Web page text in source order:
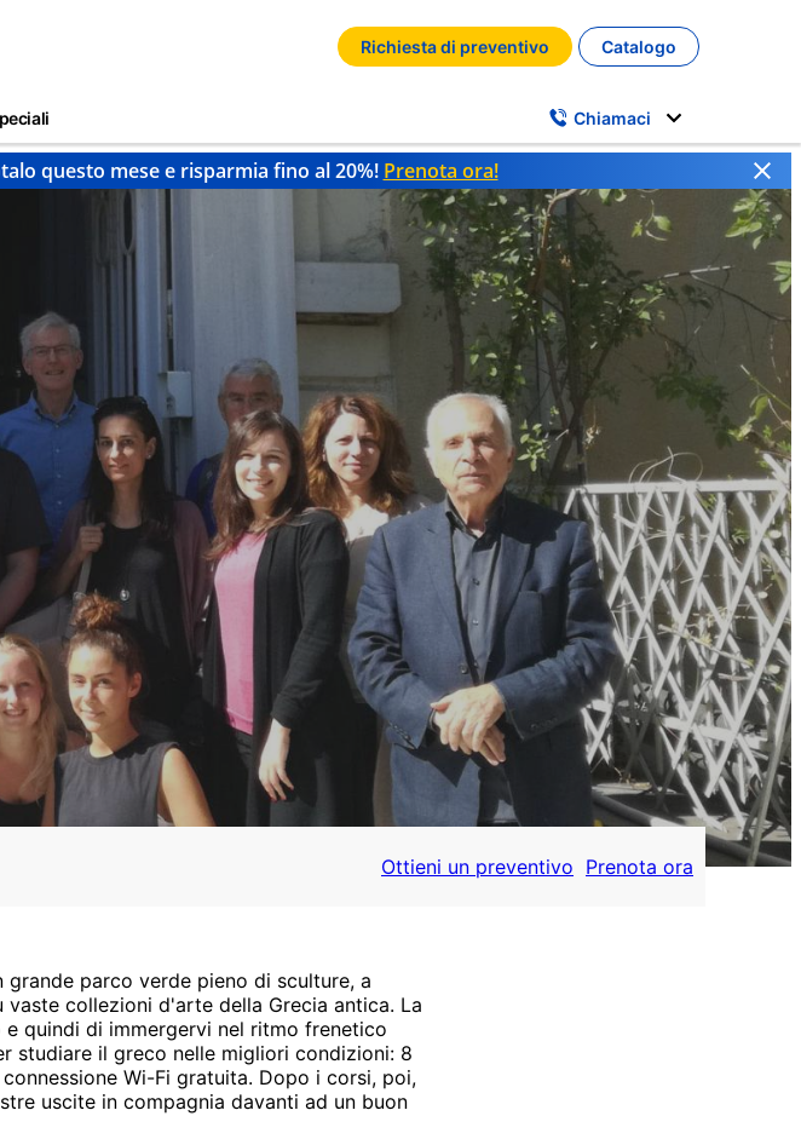
Richiesta di preventivo Catalogo
Chiamaci
questo mese e risparmia fino al 20%! Prenota ora!
Ottieni un preventivo Prenota ora
parco verde pieno di sculture, a
collezioni d'arte della Grecia antica. La
quindi di immergervi nel ritmo frenetico
studiare il greco nelle migliori condizioni: 8
Wi-Fi gratuita. Dopo i corsi, poi,
uscite in compagnia davanti ad un buon